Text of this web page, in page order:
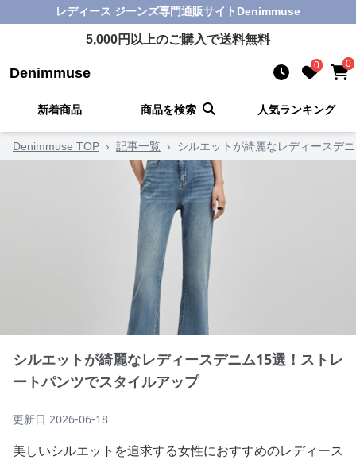
レディース ジーンズ専門通販サイト Denimmuse
5,000円以上のご購入で送料無料
Denimmuse 0 0
新着商品 商品を検索 人気ランキング
Denimmuse TOP › 記事一覧 › シルエットが綺麗なレディースデ
シルエットが綺麗なレディースデニム15選！ストレ
ートパンツでスタイルアップ
更新日 2026-06-18
美しいシルエットを追求する女性におすすめのレディース